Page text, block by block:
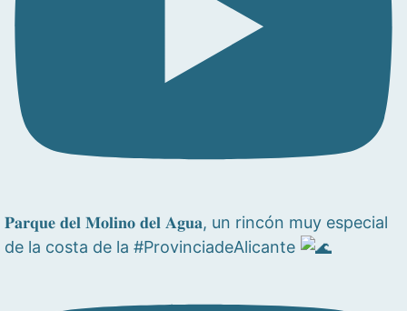
𝐏𝐚𝐫𝐪𝐮𝐞 𝐝𝐞𝐥 𝐌𝐨𝐥𝐢𝐧𝐨 𝐝𝐞𝐥 𝐀𝐠𝐮𝐚, un rincón muy especial
de la costa de la #ProvinciadeAlicante